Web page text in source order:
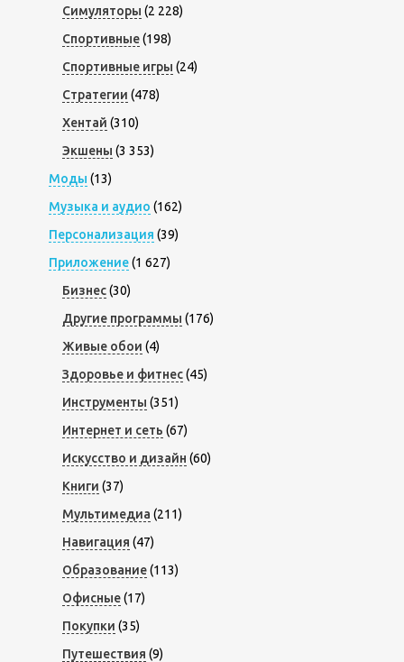
Симуляторы (2 228)
Спортивные(198)
Спортивные игры (24)
Стратегии (478)
Хентай (310)
Экшены (3 353)
Моды (13)
Музыка и аудио (162)
Персонализация (39)
Приложение(1 627)
Бизнес(30)
Другие программы (176)
Живые обои (4)
Здоровье и фитнес(45)
Инструменты (351)
Интернет и сеть (67)
Искусство и дизайн (60)
Книги (37)
Мультимедиа (211)
Навигация (47)
Образование(113)
Офисные(17)
Покупки (35)
Путешествия (9)